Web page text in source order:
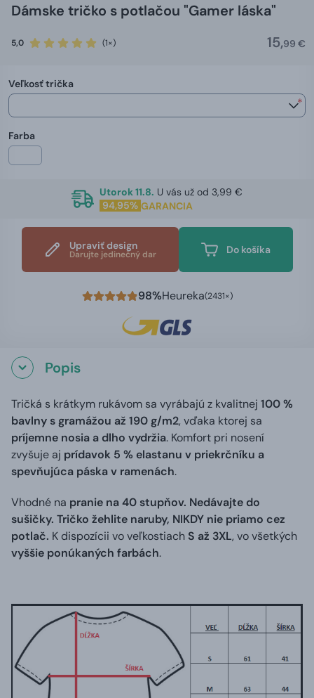
Dámske tričko s potlačou "Gamer láska"
5,0 (1×) 15,99 €
Veľkosť trička
*
Farba
Utorok 11.8. U vás už od 3,99 €
94,95% GARANCIA
Upraviť design
Darujte jedinečný dar Do košíka
98%Heureka(2431×)
Popis
Tričká s krátkym rukávom sa vyrábajú z kvalitnej 100 %
bavlny s gramážou až 190 g/m2, vďaka ktorej sa
príjemne nosia a dlho vydržia. Komfort pri nosení
zvyšuje aj prídavok 5 % elastanu v priekrčníku a
spevňujúca páska v ramenách.
Vhodné na pranie na 40 stupňov. Nedávajte do
sušičky. Tričko žehlite naruby, NIKDY nie priamo cez
potlač. K dispozícii vo veľkostiach S až 3XL, vo všetkých
vyššie ponúkaných farbách.